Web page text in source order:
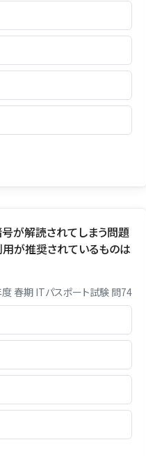
が解読されてしまう問題
が推奨されているものは
春期 ITパスポート試験 問74